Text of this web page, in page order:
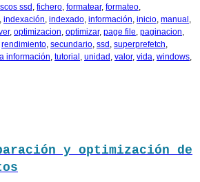
ssd , fichero, formatear, formateo,
, indexación, indexado, información, inicio, manual ,
, optimizacion, optimizar, page file, paginacion,
rendimiento, secundario, ssd , superprefetch,
información, tutorial , unidad , valor, vida, windows,
y optimización de